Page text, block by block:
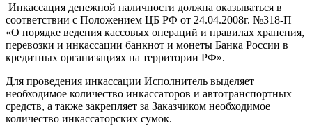
Инкассация денежной наличности должна оказываться в
соответствии с Положением ЦБ РФ от 24.04.2008г. №318-П
«О порядке ведения кассовых операций и правилах хранения,
перевозки и инкассации банкнот и монеты Банка России в
кредитных организациях на территории РФ».
Для проведения инкассации Исполнитель выделяет
необходимое количество инкассаторов и автотранспортных
средств, а также закрепляет за Заказчиком необходимое
количество инкассаторских сумок.